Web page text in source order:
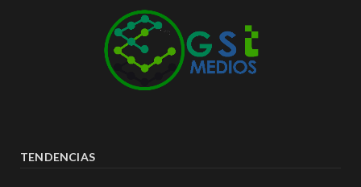
TENDENCIAS